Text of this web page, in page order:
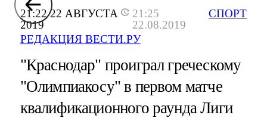
21:22 22 АВГУСТА
2019
21:25
22.08.2019
РЕДАКЦИЯ ВЕСТИ.РУ
СПОРТ
"Краснодар" проиграл греческому
"Олимпиакосу" в первом матче
квалификационного раунда Лиги